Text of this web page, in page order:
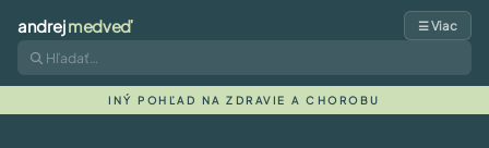
andrejmedveď ☰ Viac
INÝ POHĽAD NA ZDRAVIE A CHOROBU